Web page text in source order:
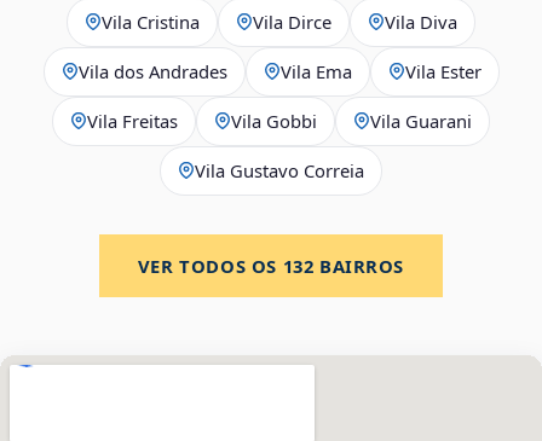
Vila Cristina Vila Dirce Vila Diva
Vila dos Andrades Vila Ema Vila Ester
Vila Freitas Vila Gobbi Vila Guarani
Vila Gustavo Correia
VER TODOS OS 132 BAIRROS